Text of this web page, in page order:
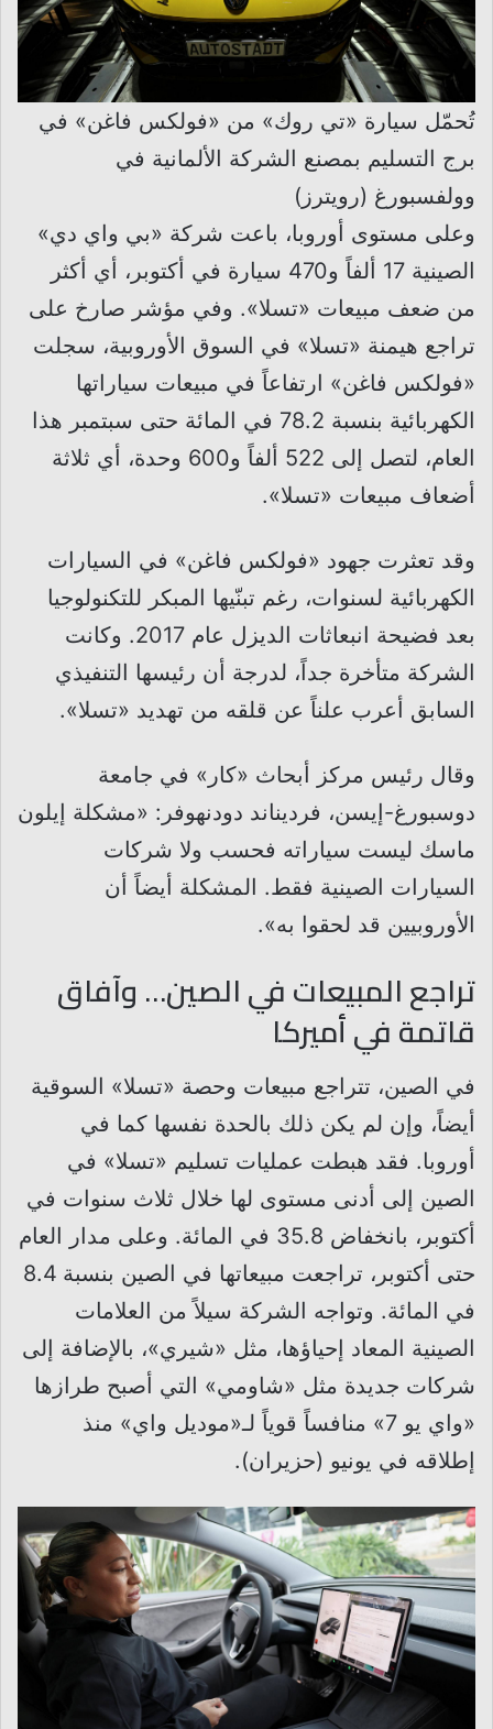
تُحمّل سيارة «تي روك» من «فولكس فاغن» في
برج التسليم بمصنع الشركة الألمانية في
وولفسبورغ (رويترز)
وعلى مستوى أوروبا، باعت شركة «بي واي دي»
الصينية 17 ألفاً و470 سيارة في أكتوبر، أي أكثر
من ضعف مبيعات «تسلا». وفي مؤشر صارخ على
تراجع هيمنة «تسلا» في السوق الأوروبية، سجلت
«فولكس فاغن» ارتفاعاً في مبيعات سياراتها
الكهربائية بنسبة 78.2 في المائة حتى سبتمبر هذا
العام، لتصل إلى 522 ألفاً و600 وحدة، أي ثلاثة
أضعاف مبيعات «تسلا».
وقد تعثرت جهود «فولكس فاغن» في السيارات
الكهربائية لسنوات، رغم تبنّيها المبكر للتكنولوجيا
بعد فضيحة انبعاثات الديزل عام 2017. وكانت
الشركة متأخرة جداً، لدرجة أن رئيسها التنفيذي
السابق أعرب علناً عن قلقه من تهديد «تسلا».
وقال رئيس مركز أبحاث «كار» في جامعة
دوسبورغ-إيسن، فرديناند دودنهوفر: «مشكلة إيلون
ماسك ليست سياراته فحسب ولا شركات
السيارات الصينية فقط. المشكلة أيضاً أن
الأوروبيين قد لحقوا به».
تراجع المبيعات في الصين… وآفاق
قاتمة في أميركا
في الصين، تتراجع مبيعات وحصة «تسلا» السوقية
أيضاً، وإن لم يكن ذلك بالحدة نفسها كما في
أوروبا. فقد هبطت عمليات تسليم «تسلا» في
الصين إلى أدنى مستوى لها خلال ثلاث سنوات في
أكتوبر، بانخفاض 35.8 في المائة. وعلى مدار العام
حتى أكتوبر، تراجعت مبيعاتها في الصين بنسبة 8.4
في المائة. وتواجه الشركة سيلاً من العلامات
الصينية المعاد إحياؤها، مثل «شيري»، بالإضافة إلى
شركات جديدة مثل «شاومي» التي أصبح طرازها
«واي يو 7» منافساً قوياً لـ«موديل واي» منذ
إطلاقه في يونيو (حزيران).